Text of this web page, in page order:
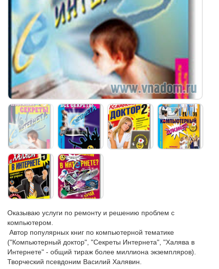
Оказываю услуги по ремонту и решению проблем с
компьютером.
Автор популярных книг по компьютерной тематике
("Компьютерный доктор", "Секреты Интернета", "Халява в
Интернете" - общий тираж более миллиона экземпляров).
Творческий псевдоним Василий Халявин.